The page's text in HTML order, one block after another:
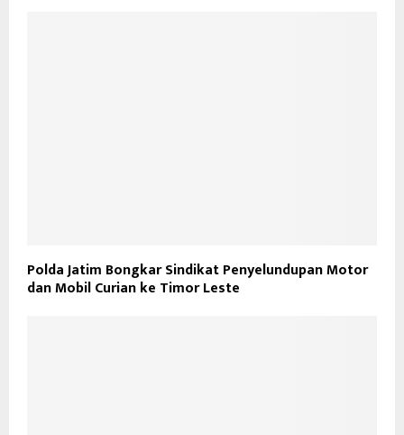
Polda Jatim Bongkar Sindikat Penyelundupan Motor
dan Mobil Curian ke Timor Leste